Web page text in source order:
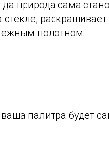
природа сама
раскрашивает
полотном.
палитра будет